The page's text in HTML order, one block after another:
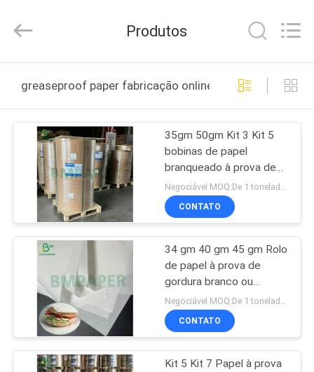
CASA
PRODUTOS
SOBRE
NÓS
VISITA
FÁBRICA
CONTROLE
BMPAPER
CO.,LTD.
Reserved.
Produtos
greaseproof paper fabricação online
35gm 50gm Kit 3 Kit 5
bobinas de papel
branqueado à prova de
gordura para embrulhar
kebabs
Negociável MOQ:De 1 toneladas para o tamanho conservado em estoque, 10tons para o tamanho especial
CONTATO
34 gm 40 gm 45 gm Rolo
de papel à prova de
gordura branco ou
marrom para embalagem
de sanduíches
CONTATO
Kit 5 Kit 7 Papel à prova